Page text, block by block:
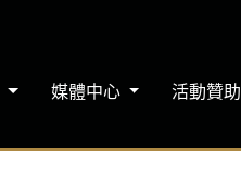
媒體中心 活動贊助